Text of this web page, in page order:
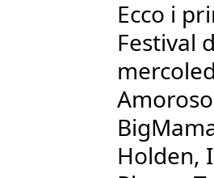
Ecco i
Festival
Holden,